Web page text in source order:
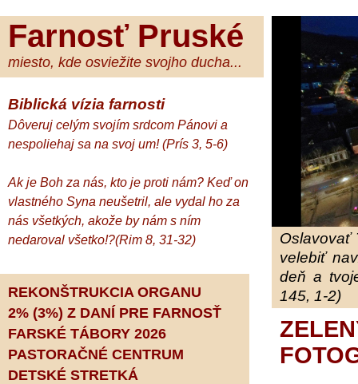
Farnosť Pruské
miesto, kde osviežite svojho ducha...
Biblická vízia farnosti
Dôveruj celým svojím srdcom Pánovi a
nespoliehaj sa na svoj um! (Prís 3, 5-6)
Ak je Boh za nás, kto je proti nám? Keď on
vlastného Syna neušetril, ale vydal ho za
nás všetkých, akože by nám s ním
nedaroval všetko!?(Rim 8, 31-32)
REKONŠTRUKCIA ORGANU
2% (3%) Z DANÍ PRE FARNOSŤ
FARSKÉ TÁBORY 2026
PASTORAČNÉ CENTRUM
DETSKÉ STRETKÁ
Oslavovať
velebiť
deň a
145, 1-2)